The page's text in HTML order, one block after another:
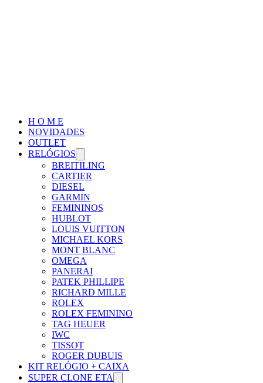
H O M E
NOVIDADES
OUTLET
RELÓGIOS
BREITILING
CARTIER
DIESEL
GARMIN
FEMININOS
HUBLOT
LOUIS VUITTON
MICHAEL KORS
MONT BLANC
OMEGA
PANERAI
PATEK PHILLIPE
RICHARD MILLE
ROLEX
ROLEX FEMININO
TAG HEUER
IWC
TISSOT
ROGER DUBUIS
KIT RELÓGIO + CAIXA
SUPER CLONE ETA